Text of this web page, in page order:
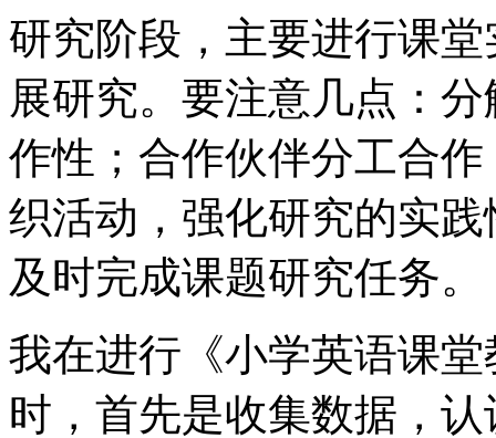
研究阶段，主要进行课
展研究。要注意几点：
作性；合作伙伴分工合
织活动，强化研究的实
及时完成课题研究任务。
我在进行《小学英语课
时，首先是收集数据，